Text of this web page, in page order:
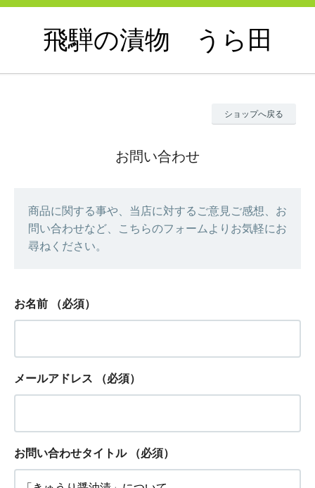
飛騨の漬物 うら田
ショップへ戻る
お問い合わせ
商品に関する事や、当店に対するご意見ご感想、お
問い合わせなど、こちらのフォームよりお気軽にお
尋ねください。
お名前 （必須）
メールアドレス （必須）
お問い合わせタイトル （必須）